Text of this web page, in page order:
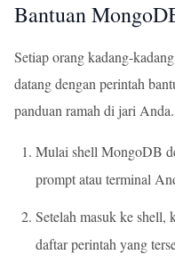
Bantuan
Setiap orang kadang-
datang dengan perintah
panduan ramah di jari Anda.
Mulai shell MongoDB
prompt atau terminal
Setelah masuk ke shell,
daftar perintah yang